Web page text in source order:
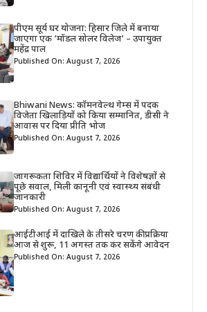
पीएम सूर्य घर योजना: हिसार जिले में बनाया
जाएगा एक ‘मॉडल सोलर विलेज’ – उपायुक्त
महेंद्र पाल
Published On: August 7, 2026
Bhiwani News: कॉमनवेल्थ गेम्स में पदक
विजेता खिलाड़ियों को किया सम्मानित, डीसी ने
आवास पर दिया प्रीति भोज
Published On: August 7, 2026
जागरूकता शिविर में विद्यार्थियों ने विशेषज्ञों से
पूछे सवाल, मिली कानूनी एवं स्वास्थ्य संबंधी
जानकारी
Published On: August 7, 2026
आईटीआई में दाखिले के तीसरे चरण की प्रक्रिया
आज से शुरू, 11 अगस्त तक कर सकेंगे आवेदन
Published On: August 7, 2026